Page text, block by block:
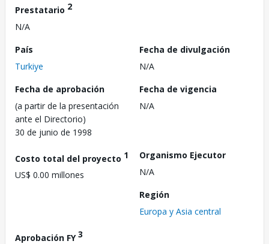
Prestatario 2
N/A
País
Turkiye
Fecha de divulgación
N/A
Fecha de aprobación
(a partir de la presentación
ante el Directorio)
30 de junio de 1998
Fecha de vigencia
N/A
Costo total del proyecto 1
US$ 0.00 millones
Organismo Ejecutor
N/A
Región
Europa y Asia central
Aprobación FY3